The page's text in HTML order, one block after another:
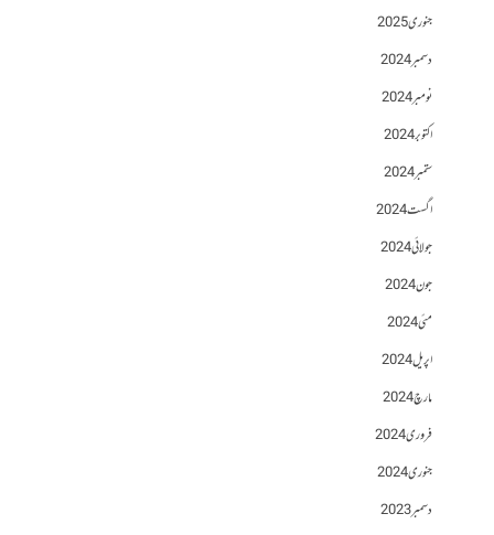
جنوری 2025
دسمبر 2024
نومبر 2024
اکتوبر 2024
ستمبر 2024
اگست 2024
جولائی 2024
جون 2024
مئی 2024
اپریل 2024
مارچ 2024
فروری 2024
جنوری 2024
دسمبر 2023